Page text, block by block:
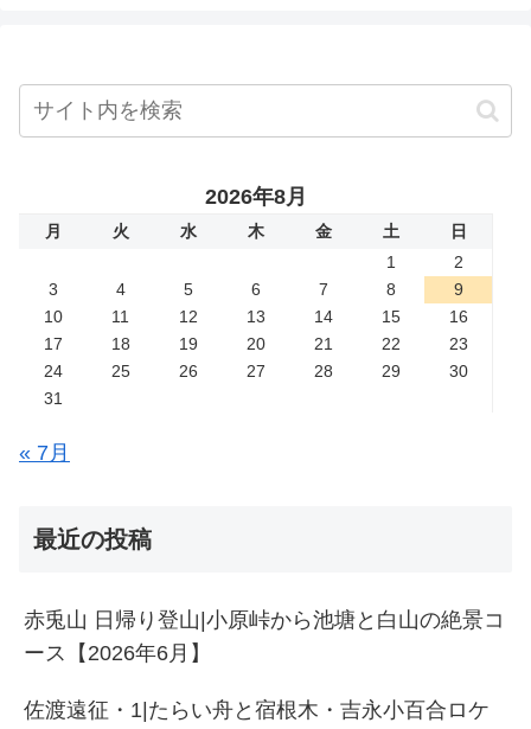
2026年8月
月 火 水 木 金 土
日
1
2
3
4 5 6 7 8
9
10
11 12 13 14 15
16
17
18 19 20 21 22
23
24
25 26 27 28 29
30
31
« 7月
最近の投稿
赤兎山 日帰り登山|小原峠から池塘と白山の絶景コ
ース【2026年6月】
佐渡遠征・1|たらい舟と宿根木・吉永小百合ロケ